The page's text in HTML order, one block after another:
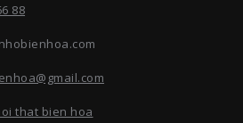
88
that bien hoa